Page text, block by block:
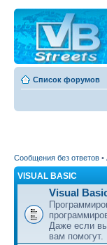
Список форумов
Сообщения без ответов •
VISUAL BASIC
Visual
Даже если
вам